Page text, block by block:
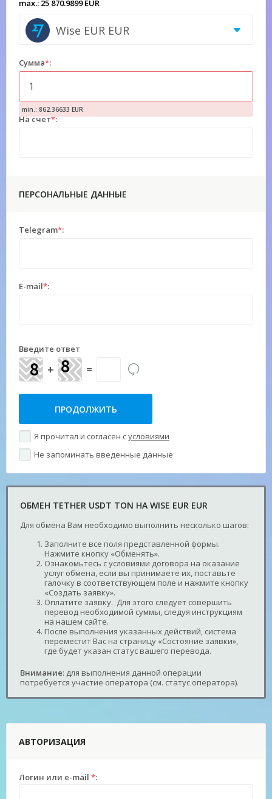
max.: 25 870.9899 EUR
Wise EUR EUR
Сумма*:
min.: 862.36633 EUR
На счет*:
ПЕРСОНАЛЬНЫЕ ДАННЫЕ
Telegram*:
E-mail*:
Введите ответ
+ =
Я прочитал и согласен сусловиями
Не запоминать введенные данные
ОБМЕН TETHER USDT TON НА WISE EUR EUR
Для обмена Вам необходимо выполнить несколько шагов:
Заполните все поля представленной формы.
Нажмите кнопку «Обменять».
Ознакомьтесь с условиями договора на оказание
услуг обмена, если вы принимаете их, поставьте
галочку в соответствующем поле и нажмите кнопку
«Создать заявку».
Оплатите заявку. Для этого следует совершить
перевод необходимой суммы, следуя инструкциям
на нашем сайте.
После выполнения указанных действий, система
переместит Вас на страницу «Состояние заявки»,
где будет указан статус вашего перевода.
Внимание: для выполнения данной операции
потребуется участие оператора (см. статус оператора).
АВТОРИЗАЦИЯ
Логин или e-mail *: